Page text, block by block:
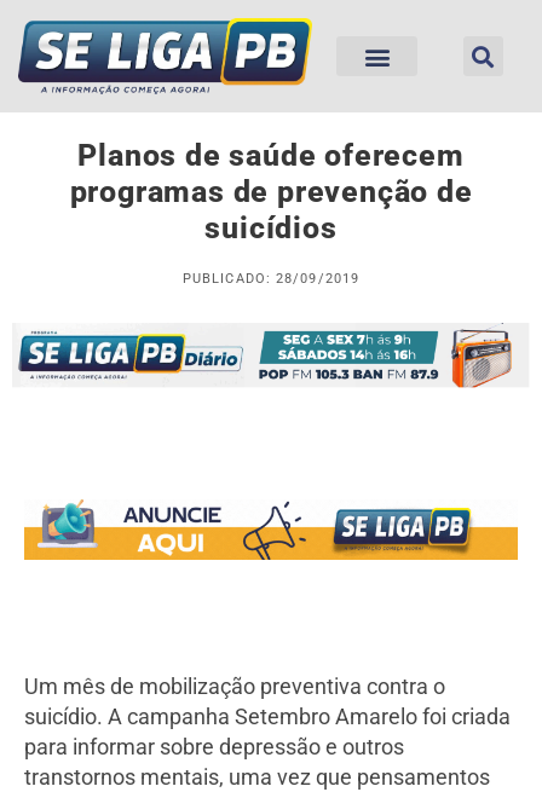
Planos de saúde oferecem
programas de prevenção de
suicídios
PUBLICADO: 28/09/2019
Um mês de mobilização preventiva contra o
suicídio. A campanha Setembro Amarelo foi criada
para informar sobre depressão e outros
transtornos mentais, uma vez que pensamentos